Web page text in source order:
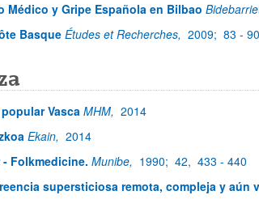
Médico y Gripe Española en Bilbao
Basque Études et Recherches, 2009; 83 - 90
Vasca MHM, 2014
Ekain, 2014
Folkmedicine. Munibe, 1990; 42, 433 - 440
supersticiosa remota, compleja y aún